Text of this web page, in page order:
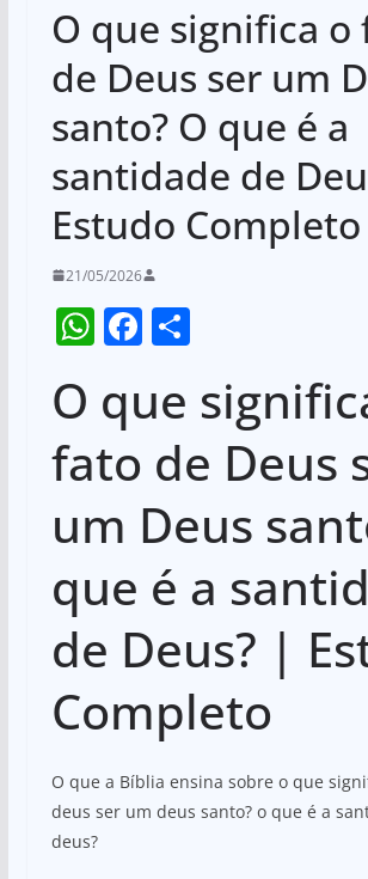
O que significa o
de Deus ser um
santo? O que é a
santidade de
Estudo Completo
21/05/2026
W
at
s
A
p
p
F
c
b
o
o
k
S
ar
O que
fato de Deus
um Deus
que é a
de Deus? |
Completo
O que a Bíblia ensina sobre o que
deus ser um deus santo? o que é a
deus?